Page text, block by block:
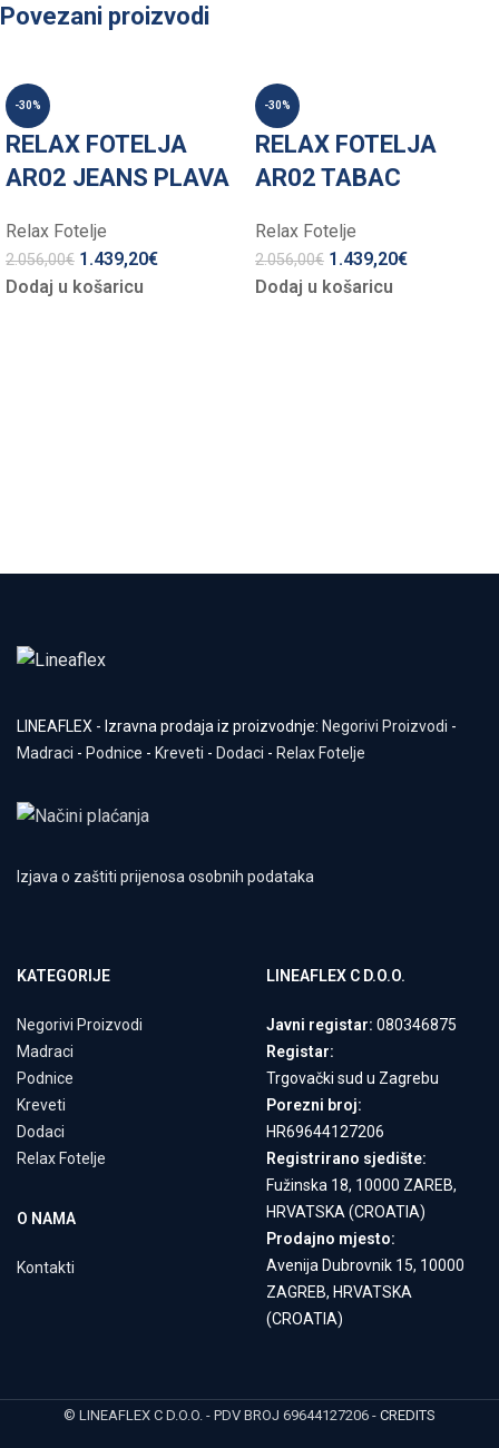
Povezani proizvodi
-30%
RELAX FOTELJA
AR02 JEANS PLAVA
Relax Fotelje
2.056,00€ 1.439,20€
Dodaj u košaricu
-30%
RELAX FOTELJA
AR02 TABAC
Relax Fotelje
2.056,00€ 1.439,20€
Dodaj u košaricu
LINEAFLEX - Izravna prodaja iz proizvodnje: Negorivi Proizvodi -
Madraci - Podnice - Kreveti - Dodaci - Relax Fotelje
Izjava o zaštiti prijenosa osobnih podataka
KATEGORIJE
Negorivi Proizvodi
Madraci
Podnice
Kreveti
Dodaci
Relax Fotelje
O NAMA
Kontakti
LINEAFLEX C D.O.O.
Javni registar: 080346875
Registar:
Trgovački sud u Zagrebu
Porezni broj:
HR69644127206
Registrirano sjedište:
Fužinska 18, 10000 ZAREB,
HRVATSKA (CROATIA)
Prodajno mjesto:
Avenija Dubrovnik 15, 10000
ZAGREB, HRVATSKA
(CROATIA)
© LINEAFLEX C D.O.O. - PDV BROJ 69644127206 - CREDITS